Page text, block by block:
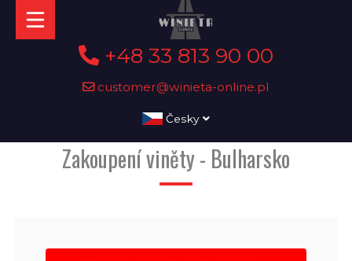
+48 33 813 90 00
customer@winieta-online.pl
Česky
Zakoupení viněty - Bulharsko